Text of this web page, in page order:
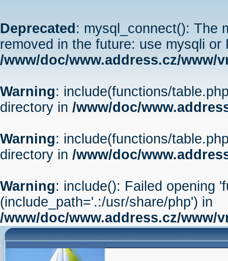
Deprecated : mysql_connect(): The
removed in the future: use mysqli or
/www/doc/www.address.cz/www/
Warning: include(functions/
directory in /www/doc/
Warning: include(functions/
directory in /www/doc/
Warning: include(): Failed opening
(include_path='.:/usr/share/php') in
/www/doc/www.address.cz/www/